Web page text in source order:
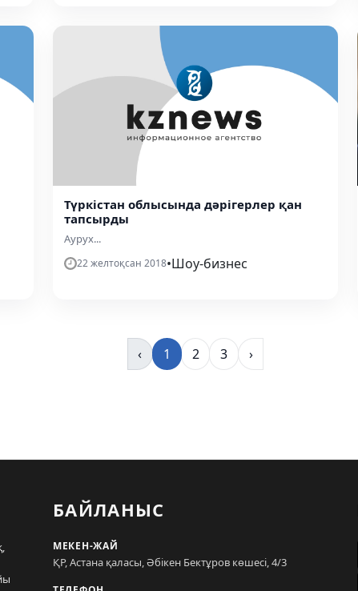
Түркістан облысында дәрігерлер қан
тапсырды
Аурух...
22 желтоқсан 2018•Шоу-бизнес
‹ 1 2 3 ›
БАЙЛАНЫС
МЕКЕН-ЖАЙ
ҚР, Астана қаласы, Әбікен Бектұров көшесі, 4/3